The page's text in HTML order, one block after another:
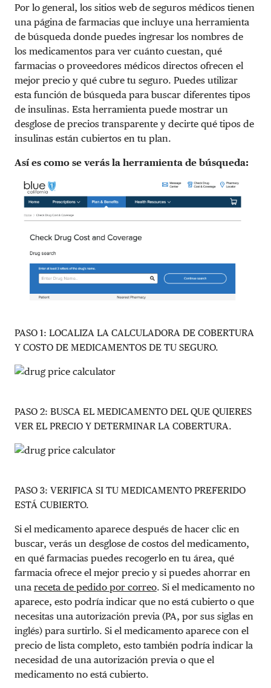
Por lo general, los sitios web de seguros médicos tienen
una página de farmacias que incluye una herramienta
de búsqueda donde puedes ingresar los nombres de
los medicamentos para ver cuánto cuestan, qué
farmacias o proveedores médicos directos ofrecen el
mejor precio y qué cubre tu seguro. Puedes utilizar
esta función de búsqueda para buscar diferentes tipos
de insulinas. Esta herramienta puede mostrar un
desglose de precios transparente y decirte qué tipos de
insulinas están cubiertos en tu plan.
Así es como se verás la herramienta de búsqueda:
PASO 1: LOCALIZA LA CALCULADORA DE COBERTURA
Y COSTO DE MEDICAMENTOS DE TU SEGURO.
PASO 2: BUSCA EL MEDICAMENTO DEL QUE QUIERES
VER EL PRECIO Y DETERMINAR LA COBERTURA.
PASO 3: VERIFICA SI TU MEDICAMENTO PREFERIDO
ESTÁ CUBIERTO.
Si el medicamento aparece después de hacer clic en
buscar, verás un desglose de costos del medicamento,
en qué farmacias puedes recogerlo en tu área, qué
farmacia ofrece el mejor precio y si puedes ahorrar en
una receta de pedido por correo. Si el medicamento no
aparece, esto podría indicar que no está cubierto o que
necesitas una autorización previa (PA, por sus siglas en
inglés) para surtirlo. Si el medicamento aparece con el
precio de lista completo, esto también podría indicar la
necesidad de una autorización previa o que el
medicamento no está cubierto.